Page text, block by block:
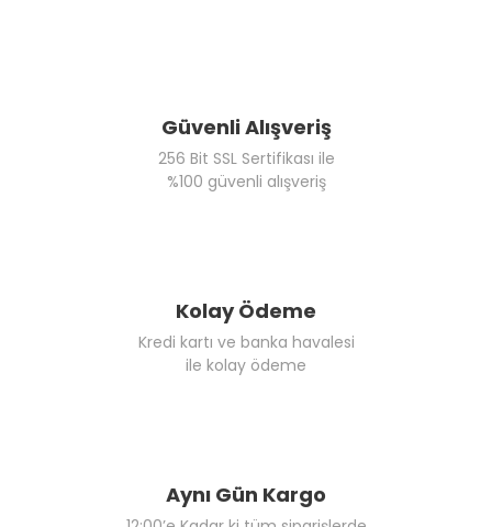
Güvenli Alışveriş
256 Bit SSL Sertifikası ile
%100 güvenli alışveriş
Kolay Ödeme
Kredi kartı ve banka havalesi
ile kolay ödeme
Aynı Gün Kargo